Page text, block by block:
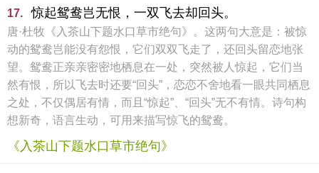
17. 惊起鸳鸯岂无恨，一双飞去却回头。
唐·杜牧《入茶山下题水口草市绝句》。这两句大意是：被惊
动的鸳鸯岂能没有怨恨，它们双双飞走了，还回头留恋地张
望。鸳鸯正亲亲密密地栖息在一处，突然被人惊起，它们当
然有恨，所以飞去时还要“回头”，恋恋不舍地看一眼共同栖息
之处，不仅偶居有情，而且“惊起”、“回头”无不有情。诗句构
想新奇，语言生动，可用来描写惊飞的鸳鸯。
《入茶山下题水口草市绝句》